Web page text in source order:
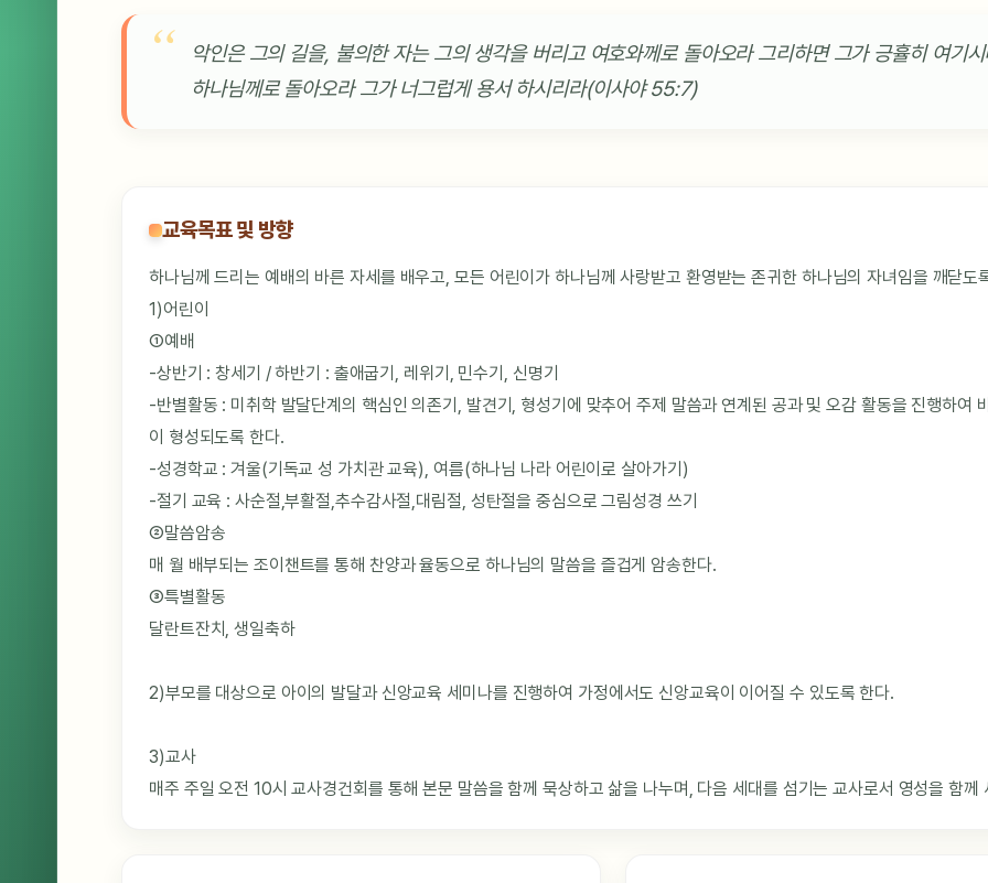
악인은 그의 길을, 불의한 자는 그의 생각을 버리고 여호와께로 돌아오라 그리하면 그가 긍휼히 여기
하나님께로 돌아오라 그가 너그럽게 용서 하시리라(이사야 55:7)
교육목표 및 방향
하나님께 드리는 예배의 바른 자세를 배우고, 모든 어린이가 하나님께 사랑받고 환영받는 존귀한 하나님의 자녀임을 깨닫도
1)어린이
①예배
-상반기 : 창세기 / 하반기 : 출애굽기, 레위기, 민수기, 신명기
-반별활동 : 미취학 발달단계의 핵심인 의존기, 발견기, 형성기에 맞추어 주제 말씀과 연계된 공과 및 오감 활동을 진행하여
이 형성되도록 한다.
-성경학교 : 겨울(기독교 성 가치관 교육), 여름(하나님 나라 어린이로 살아가기)
-절기 교육 : 사순절,부활절,추수감사절,대림절, 성탄절을 중심으로 그림성경 쓰기
②말씀암송
매 월 배부되는 조이챈트를 통해 찬양과 율동으로 하나님의 말씀을 즐겁게 암송한다.
③특별활동
달란트잔치, 생일축하
2)부모를 대상으로 아이의 발달과 신앙교육 세미나를 진행하여 가정에서도 신앙교육이 이어질 수 있도록 한다.
3)교사
매주 주일 오전 10시 교사경건회를 통해 본문 말씀을 함께 묵상하고 삶을 나누며, 다음 세대를 섬기는 교사로서 영성을 함께